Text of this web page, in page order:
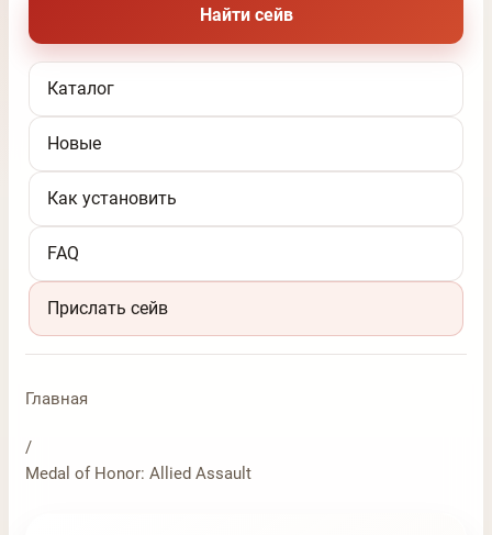
Найти сейв
Каталог
Новые
Как установить
FAQ
Прислать сейв
Главная
/
Medal of Honor: Allied Assault